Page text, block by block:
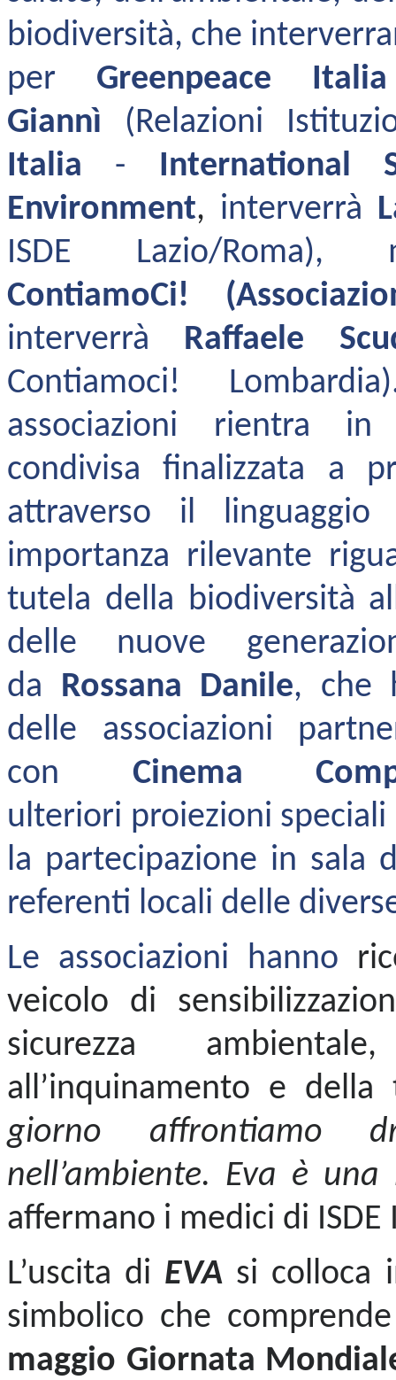
biodiversità, che
per Greenpeace Italia
Giannì (Relazioni
Italia -
Environment, interverrà
ISDE Lazio/
ContiamoCi!
interverrà Raffaele
Contiamoci!
associazioni rientra
condivisa finalizzata a
attraverso il linguaggio
importanza rilevante
tutela della biodiversità
delle nuove
da Rossana Danile, che
delle associazioni
con Cinema
ulteriori proiezioni speciali
la partecipazione in sala
referenti locali delle
Le associazioni hanno
veicolo di
sicurezza
all’inquinamento e
giorno affrontiamo
nell’ambiente. Eva è
affermano i medici di ISDE
L’uscita di EVA si colloca
simbolico che
maggio Giornata